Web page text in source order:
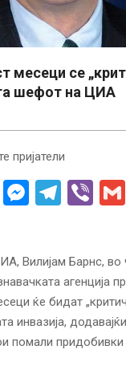
месеци се
шефот на ЦИА
пријатели
WhatsApp
Вилијам Барнс, во
агенција
ќе бидат
инвазија,
помали